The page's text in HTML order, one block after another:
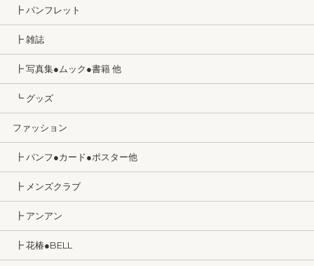
┣ パンフレット
┣ 雑誌
┣ 写真集●ムック●書籍 他
┗ グッズ
ファッション
┣ パンフ●カード●ポスター他
┣ メンズクラブ
┣ アンアン
┣ 花椿●BELL